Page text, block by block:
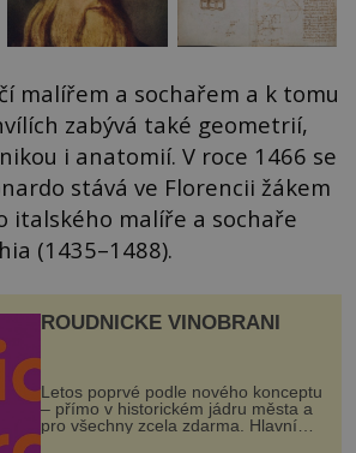
malířem a sochařem a k tomu
zabývá také geometrií,
i anatomií. V roce 1466 se
stává ve Florencii žákem
italského malíře a sochaře
(1435–1488).
ROUDNICKÉ VINOBRANÍ
Letos poprvé podle nového konceptu
– přímo v historickém jádru města a
pro všechny zcela zdarma. Hlavní
program se odehraje na Karlově a